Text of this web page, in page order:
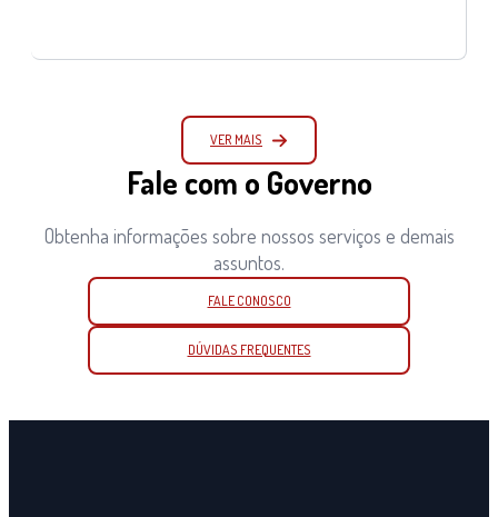
VER MAIS
Fale com o Governo
Obtenha informações sobre nossos serviços e demais
assuntos.
FALE CONOSCO
DÚVIDAS FREQUENTES